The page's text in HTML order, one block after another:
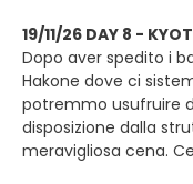
19/11/26 DAY 8 -
Dopo aver spedito i
Hakone dove ci
potremmo usufruire
disposizione dalla
meravigliosa cena.